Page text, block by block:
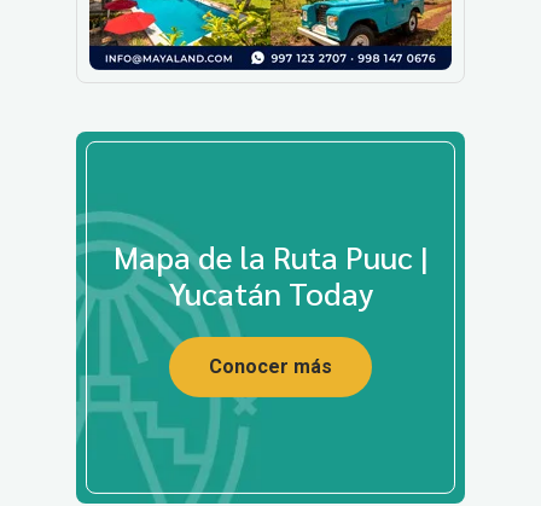
Mapa de la Ruta Puuc |
Yucatán Today
Conocer más